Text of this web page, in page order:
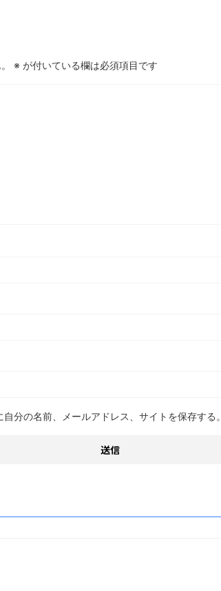
※ が付いている欄は必須項目です
分の名前、メールアドレス、サイトを保存する。